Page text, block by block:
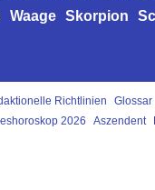
Waage Skorpion
Richtlinien Glossar
2026 Aszendent